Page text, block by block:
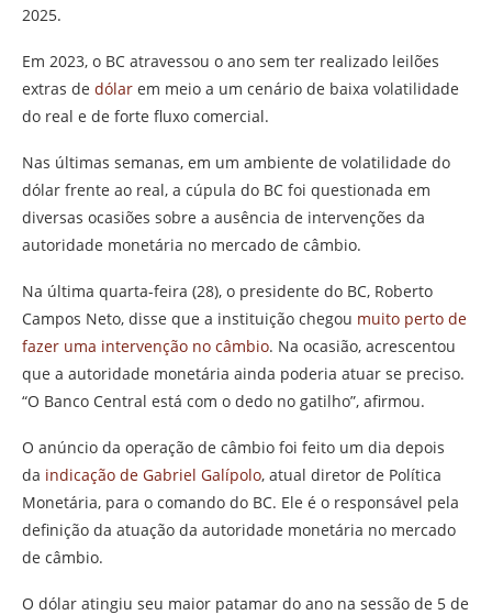
2025.
Em 2023, o BC atravessou o ano sem ter realizado leilões
extras de dólar em meio a um cenário de baixa volatilidade
do real e de forte fluxo comercial.
Nas últimas semanas, em um ambiente de volatilidade do
dólar frente ao real, a cúpula do BC foi questionada em
diversas ocasiões sobre a ausência de intervenções da
autoridade monetária no mercado de câmbio.
Na última quarta-feira (28), o presidente do BC, Roberto
Campos Neto, disse que a instituição chegou muito perto de
fazer uma intervenção no câmbio. Na ocasião, acrescentou
que a autoridade monetária ainda poderia atuar se preciso.
“O Banco Central está com o dedo no gatilho”, afirmou.
O anúncio da operação de câmbio foi feito um dia depois
da indicação de Gabriel Galípolo, atual diretor de Política
Monetária, para o comando do BC. Ele é o responsável pela
definição da atuação da autoridade monetária no mercado
de câmbio.
O dólar atingiu seu maior patamar do ano na sessão de 5 de